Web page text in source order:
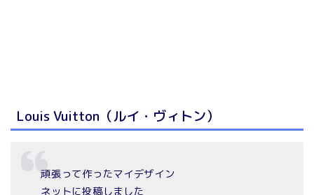
Louis Vuitton（ルイ・ヴィトン）
頑張って作ったマイデザイン
ネットに投稿しました